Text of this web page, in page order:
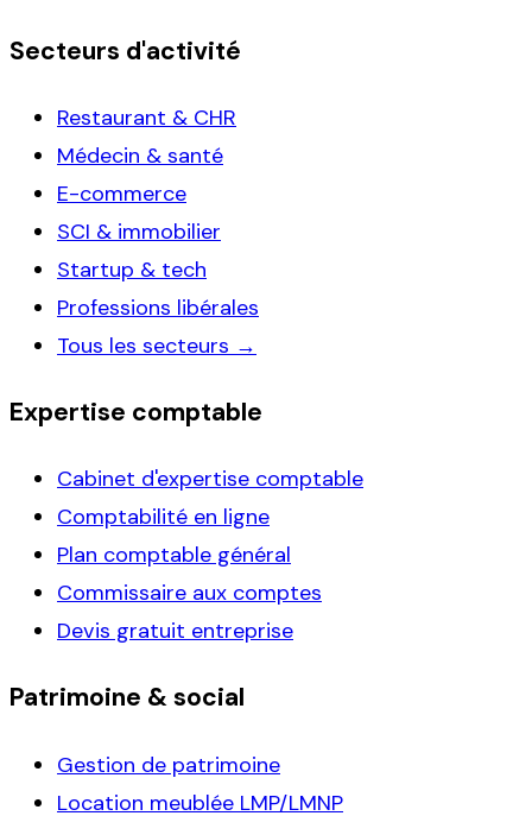
Secteurs d'activité
Restaurant & CHR
Médecin & santé
E-commerce
SCI & immobilier
Startup & tech
Professions libérales
Tous les secteurs →
Expertise comptable
Cabinet d'expertise comptable
Comptabilité en ligne
Plan comptable général
Commissaire aux comptes
Devis gratuit entreprise
Patrimoine & social
Gestion de patrimoine
Location meublée LMP/LMNP